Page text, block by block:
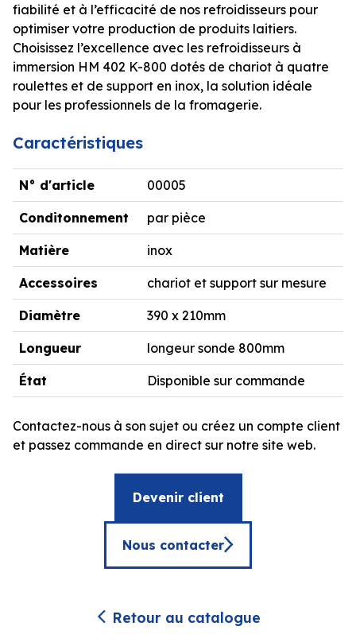
fiabilité et à l’efficacité de nos refroidisseurs pour
optimiser votre production de produits laitiers.
Choisissez l’excellence avec les refroidisseurs à
immersion HM 402 K-800 dotés de chariot à quatre
roulettes et de support en inox, la solution idéale
pour les professionnels de la fromagerie.
Caractéristiques
N° d'article 00005
Conditonnement par pièce
Matière inox
Accessoires chariot et support sur mesure
Diamètre 390 x 210mm
Longueur longeur sonde 800mm
État Disponible sur commande
Contactez-nous à son sujet ou créez un compte client
et passez commande en direct sur notre site web.
Devenir client
Nous contacter
Retour au catalogue